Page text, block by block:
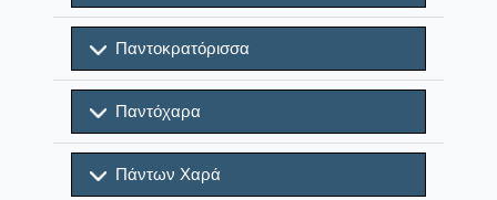
Παντοκρατόρισσα
Παντόχαρα
Πάντων Xαρά